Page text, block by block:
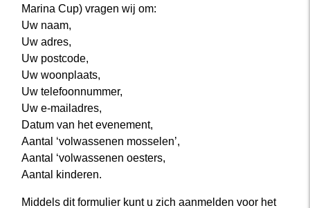
Marina Cup) vragen wij om:
Uw naam,
Uw adres,
Uw postcode,
Uw woonplaats,
Uw telefoonnummer,
Uw e-mailadres,
Datum van het evenement,
Aantal ‘volwassenen mosselen’,
Aantal ‘volwassenen oesters,
Aantal kinderen.
Middels dit formulier kunt u zich aanmelden voor het